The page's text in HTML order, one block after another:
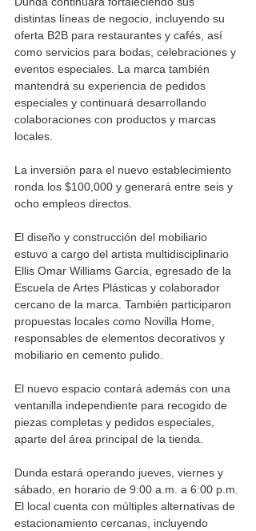
distintas líneas de negocio, incluyendo su
oferta B2B para restaurantes y cafés, así
como servicios para bodas, celebraciones y
eventos especiales. La marca también
mantendrá su experiencia de pedidos
especiales y continuará desarrollando
colaboraciones con productos y marcas
locales.
La inversión para el nuevo establecimiento
ronda los $100,000 y generará entre seis y
ocho empleos directos.
El diseño y construcción del mobiliario
estuvo a cargo del artista multidisciplinario
Ellis Omar Williams García, egresado de la
Escuela de Artes Plásticas y colaborador
cercano de la marca. También participaron
propuestas locales como Novilla Home,
responsables de elementos decorativos y
mobiliario en cemento pulido.
El nuevo espacio contará además con una
ventanilla independiente para recogido de
piezas completas y pedidos especiales,
aparte del área principal de la tienda.
Dunda estará operando jueves, viernes y
sábado, en horario de 9:00 a.m. a 6:00 p.m.
El local cuenta con múltiples alternativas de
estacionamiento cercanas, incluyendo